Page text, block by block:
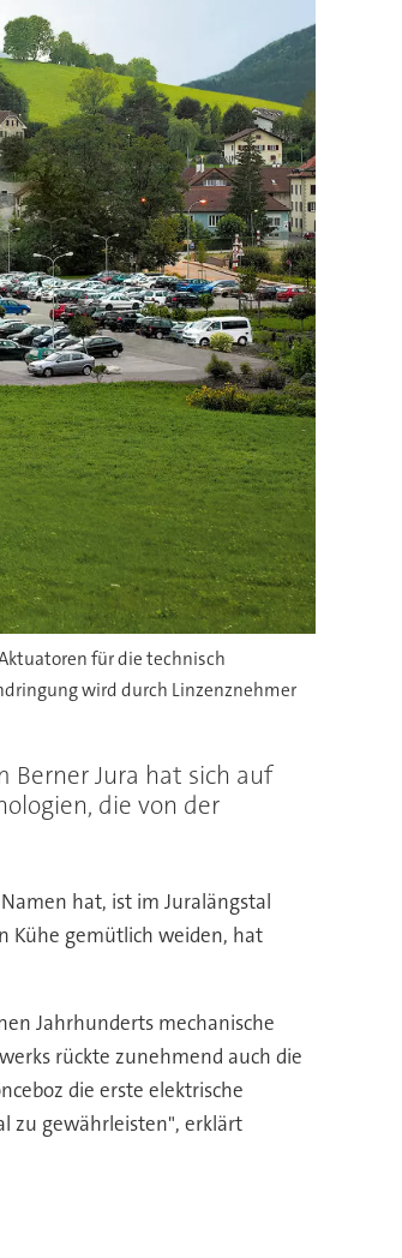
für die technisch
wird durch Linzenznehmer
Jura hat sich auf
die von der
hat, ist im Juralängstal
Kühe gemütlich weiden, hat
Jahrhunderts mechanische
rückte zunehmend auch die
die erste elektrische
zu gewährleisten", erklärt